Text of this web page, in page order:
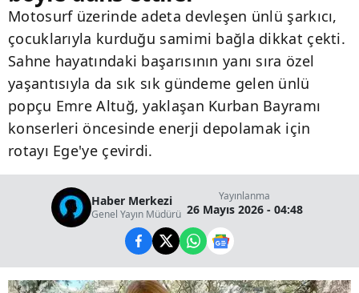
Motosurf üzerinde adeta devleşen ünlü şarkıcı,
çocuklarıyla kurduğu samimi bağla dikkat çekti.
Sahne hayatındaki başarısının yanı sıra özel
yaşantısıyla da sık sık gündeme gelen ünlü
popçu Emre Altuğ, yaklaşan Kurban Bayramı
konserleri öncesinde enerji depolamak için
rotayı Ege'ye çevirdi.
Haber Merkezi
Genel Yayın Müdürü
Yayınlanma
26 Mayıs 2026 - 04:48